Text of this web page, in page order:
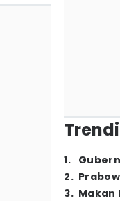
1.
2.
3. Makan